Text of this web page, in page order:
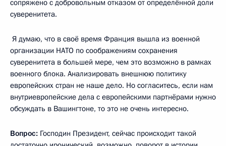
сопряжено с добровольным отказом от определённой доли
суверенитета.
Я думаю, что в своё время Франция вышла из военной
организации НАТО по соображениям сохранения
суверенитета в большей мере, чем это возможно в рамках
военного блока. Анализировать внешнюю политику
европейских стран не наше дело. Но согласитесь, если нам
внутриевропейские дела с европейскими партнёрами нужно
обсуждать в Вашингтоне, то это не очень интересно.
Вопрос: Господин Президент, сейчас происходит такой